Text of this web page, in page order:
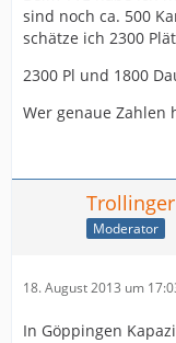
sind noch ca. 500
schätze ich 2300
2300 Pl und 1800
Wer genaue Zahlen
Trollinger
Moderator
18. August 2013 um
In Göppingen